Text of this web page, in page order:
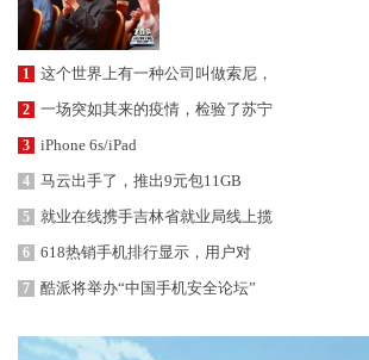
1 这个世界上有一种公司叫做索尼，
2 一场突如其来的疫情，检验了苏宁
3 iPhone 6s/iPad
4 马云出手了，推出9元包11GB
5 就业在线携手吉林省就业局线上揽
6 618热销手机排行显示，用户对
7 酷派将举办“中国手机安全论坛”